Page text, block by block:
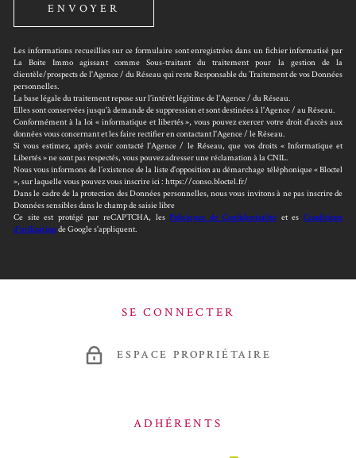
ENVOYER
Les informations recueillies sur ce formulaire sont enregistrées dans un fichier informatisé par
La Boite Immo agissant comme Sous-traitant du traitement pour la gestion de la
clientèle/prospects de l'Agence / du Réseau qui reste Responsable du Traitement de vos Données
personnelles.
La base légale du traitement repose sur l’intérêt légitime de l'Agence / du Réseau.
Elles sont conservées jusqu'à demande de suppression et sont destinées à l'Agence / au Réseau.
Conformément à la loi « informatique et libertés », vous pouvez exercer votre droit d'accès aux
données vous concernant et les faire rectifier en contactant l'Agence / le Réseau.
Si vous estimez, après avoir contacté l'Agence / le Réseau, que vos droits « Informatique et
Libertés » ne sont pas respectés, vous pouvez adresser une réclamation à la CNIL.
Nous vous informons de l’existence de la liste d'opposition au démarchage téléphonique « Bloctel
», sur laquelle vous pouvez vous inscrire ici : https://conso.bloctel.fr/
Dans le cadre de la protection des Données personnelles, nous vous invitons à ne pas inscrire de
Données sensibles dans le champ de saisie libre
Ce site est protégé par reCAPTCHA, lesPolitiques de Confidentialité et esConditions
d'utilisationde Google s'appliquent.
SE CONNECTER
ESPACE PROPRIÉTAIRE
ADHÉRENTS